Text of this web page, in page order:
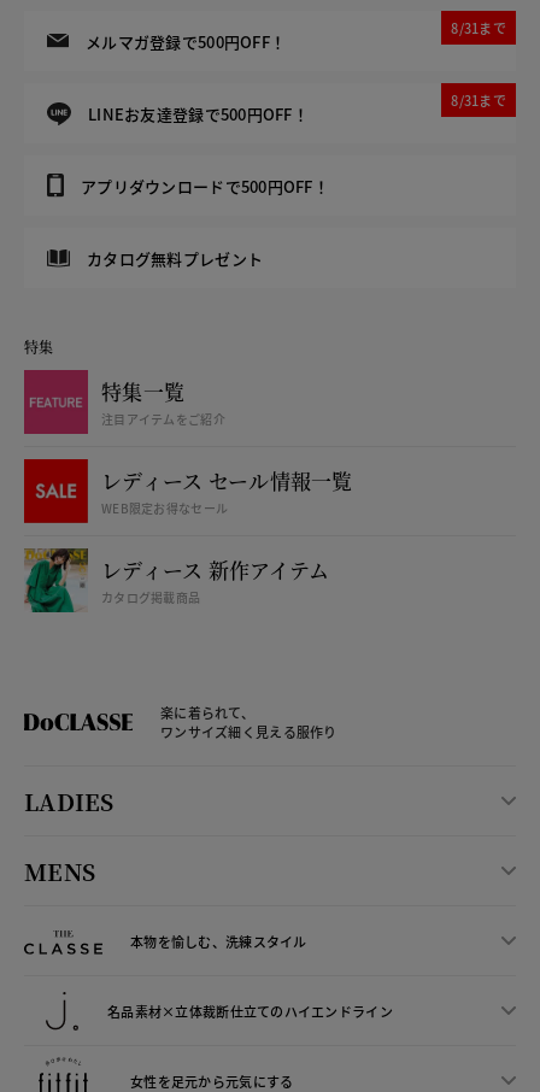
メルマガ登録で500円OFF！
8/31まで
LINEお友達登録で500円OFF！
8/31まで
アプリダウンロードで500円OFF！
カタログ無料プレゼント
特集
特集一覧
注目アイテムをご紹介
レディース セール情報一覧
WEB限定お得なセール
レディース 新作アイテム
カタログ掲載商品
楽に着られて、
ワンサイズ細く見える服作り
LADIES
MENS
本物を愉しむ、洗練スタイル
名品素材×立体裁断仕立てのハイエンドライン
女性を足元から元気にする